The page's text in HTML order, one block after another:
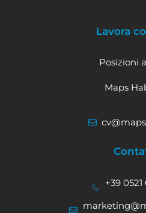
Lavora
Posizioni
Maps
+39